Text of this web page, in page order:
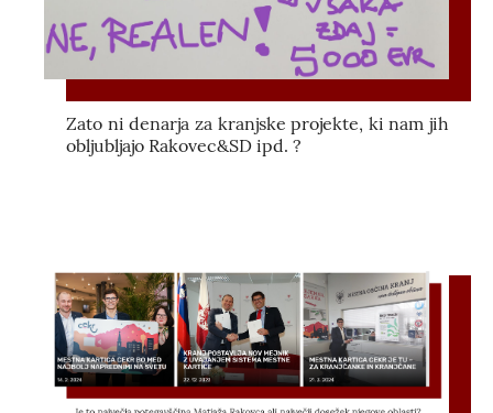
Zato ni denarja za kranjske projekte, ki nam jih
obljubljajo Rakovec&SD ipd. ?